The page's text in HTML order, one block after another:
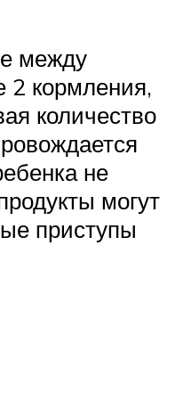
между
кормления,
количество
не
могут
приступы